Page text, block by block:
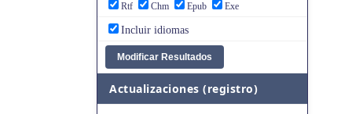
Rtf Chm Epub Exe
Incluir idiomas
Actualizaciones (registro)